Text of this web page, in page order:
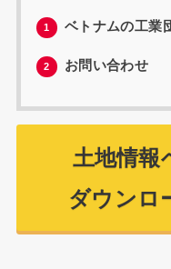
1 ベトナムの工業
2 お問い合わせ
土地情報
ダウンロ